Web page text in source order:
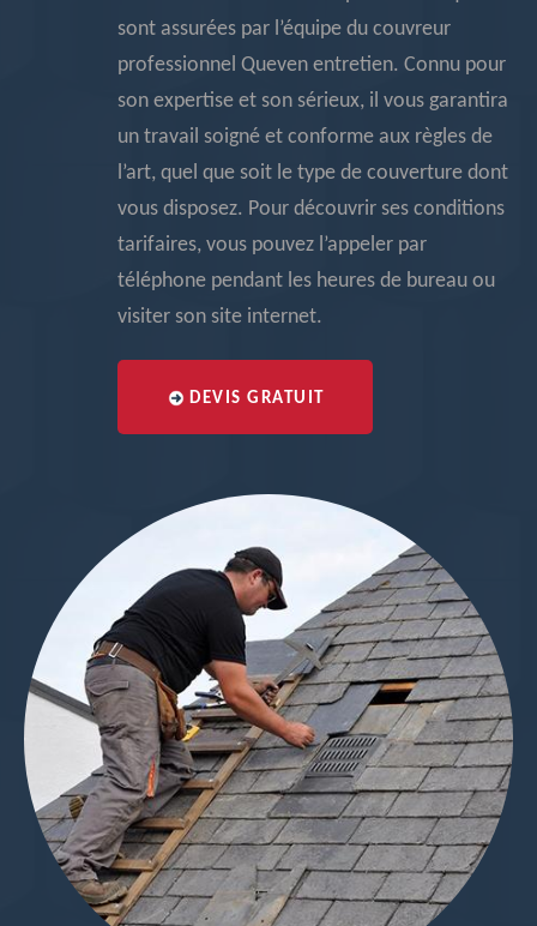
sont assurées par l’équipe du couvreur
professionnel Queven entretien. Connu pour
son expertise et son sérieux, il vous garantira
un travail soigné et conforme aux règles de
l’art, quel que soit le type de couverture dont
vous disposez. Pour découvrir ses conditions
tarifaires, vous pouvez l’appeler par
téléphone pendant les heures de bureau ou
visiter son site internet.
DEVIS GRATUIT